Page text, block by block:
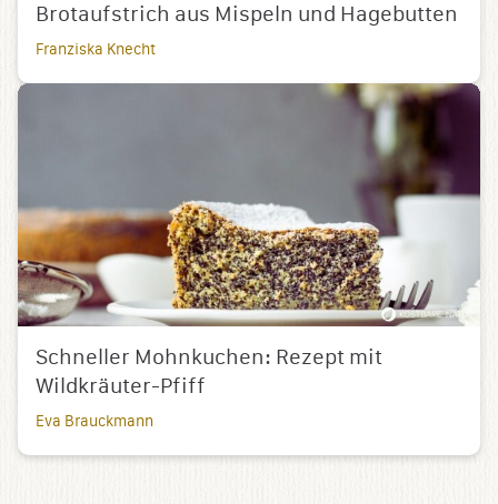
Brotaufstrich aus Mispeln und Hagebutten
Franziska Knecht
Schneller Mohnkuchen: Rezept mit
Wildkräuter-Pfiff
Eva Brauckmann